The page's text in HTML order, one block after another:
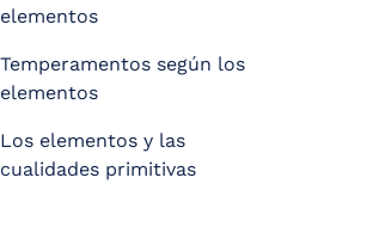
elementos
Temperamentos según los
elementos
Los elementos y las
cualidades primitivas